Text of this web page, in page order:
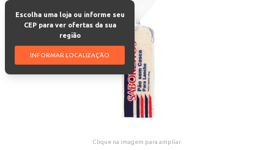
Escolha uma loja ou informe seu
CEP para ver ofertas da sua
região
INFORMAR LOCALIZAÇÃO
Clique na imagem para ampliar.